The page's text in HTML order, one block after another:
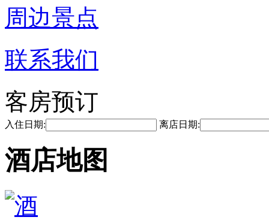
周边景点
联系我们
客房预订
入住日期: 离店日期:
酒店地图